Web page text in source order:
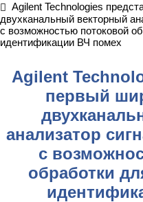
Agilent Technologies
двухканальный векторный
с возможностью потоковой
идентификации ВЧ помех
Agilent
первый
анализатор
с
обработки